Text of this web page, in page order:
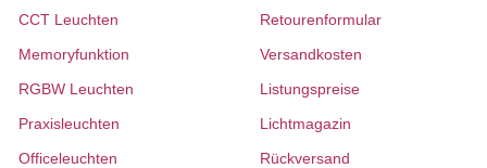
CCT Leuchten
Memoryfunktion
RGBW Leuchten
Praxisleuchten
Officeleuchten
Retourenformular
Versandkosten
Listungspreise
Lichtmagazin
Rückversand